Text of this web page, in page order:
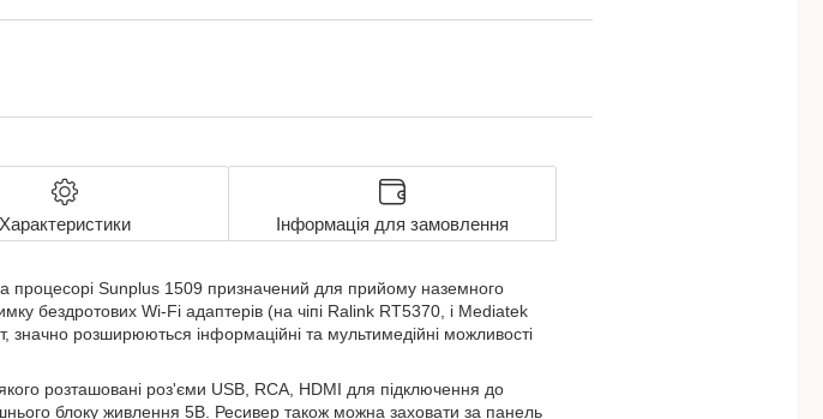
Характеристики Інформація для замовлення
Sunplus 1509 призначений для прийому наземного
бездротових Wi-Fi адаптерів (на чіпі Ralink RT5370, і Mediatek
значно розширюються інформаційні та мультимедійні можливості
розташовані роз'єми USB, RCA, HDMI для підключення до
блоку живлення 5В. Ресивер також можна заховати за панель